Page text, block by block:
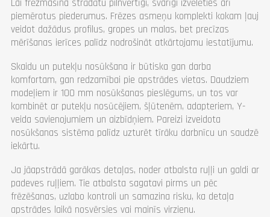
Lai frēzmašīna strādātu pilnvērtīgi, svarīgi izvēlēties arī
piemērotus piederumus. Frēzes asmeņu komplekti kokam ļauj
veidot dažādus profilus, gropes un malas, bet precīzas
mērīšanas ierīces palīdz nodrošināt atkārtojamu iestatījumu.
Skaidu un putekļu nosūkšana ir būtiska gan darba
komfortam, gan redzamībai pie apstrādes vietas. Daudziem
modeļiem ir 100 mm nosūkšanas pieslēgums, un tos var
kombinēt ar putekļu nosūcējiem, šļūtenēm, adapteriem, Y-
veida savienojumiem un aizbīdņiem. Pareizi izveidota
nosūkšanas sistēma palīdz uzturēt tīrāku darbnīcu un saudzē
iekārtu.
Ja jāapstrādā garākas detaļas, noder atbalsta ruļļi un galdi ar
padeves ruļļiem. Tie atbalsta sagatavi pirms un pēc
frēzēšanas, uzlabo kontroli un samazina risku, ka detaļa
apstrādes laikā nosvērsies vai mainīs virzienu.